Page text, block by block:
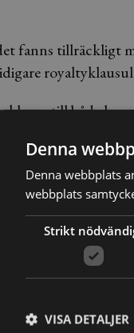
fanns tillräckligt
till både
meddela något
krav på att avtal
att se till att
avtalets innehåll.
föreligger är
annat det
för att
Denna
Denna webbplats
webbplats
Strikt
VISA DETALJER